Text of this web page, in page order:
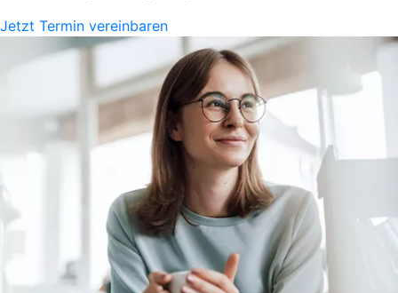
Jetzt Termin vereinbaren